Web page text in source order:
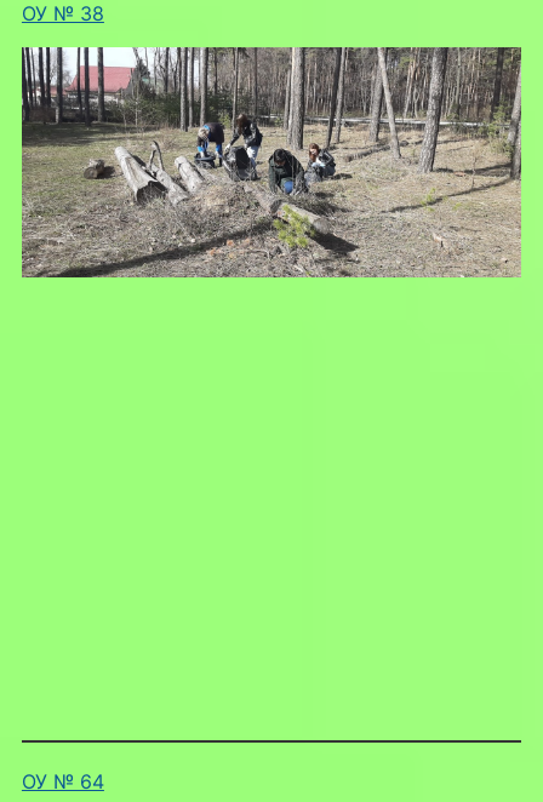
ОУ № 38
ОУ № 64